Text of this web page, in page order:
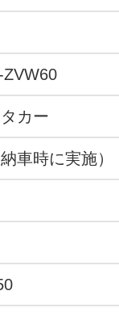
ZVW60
カー
車時に実施）